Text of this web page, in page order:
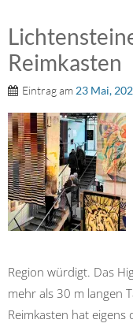
Reimkasten
Eintrag am 23 Mai,
Region würdigt. Das
mehr als 30 m langen
Reimkasten hat